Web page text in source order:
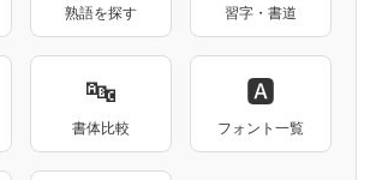
熟語を探す 習字・書道
🔤
書体比較
🅰
フォント一覧